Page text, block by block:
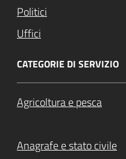
Politici
Uffici
CATEGORIE DI SERVIZIO
Agricoltura e pesca
Anagrafe e stato civile